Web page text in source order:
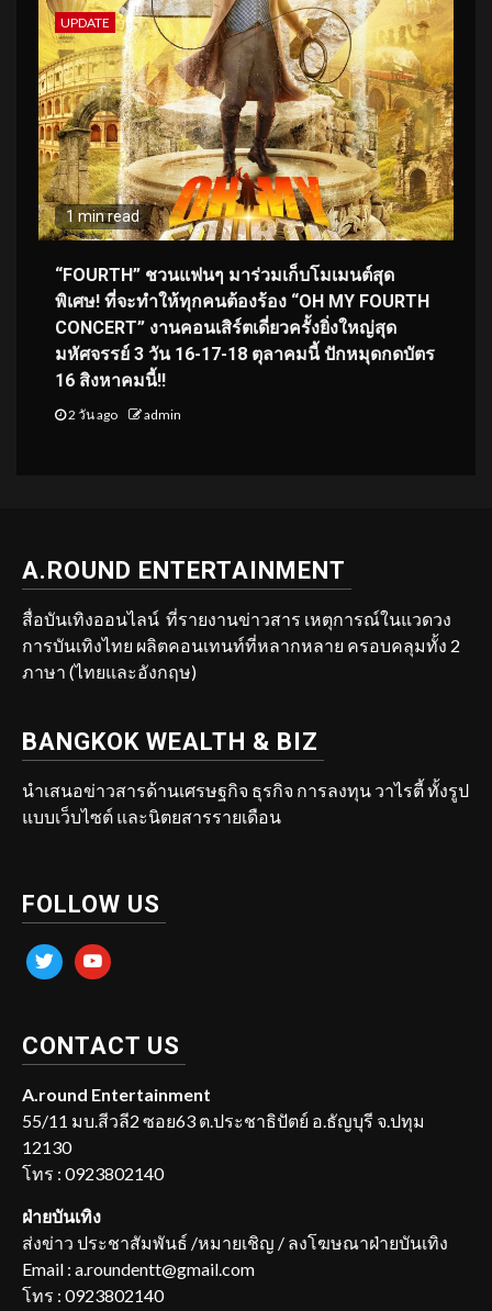
UPDATE
1 min read
“FOURTH” ชวนแฟนๆ มาร่วมเก็บโมเมนต์สุด
พิเศษ! ที่จะทำให้ทุกคนต้องร้อง “OH MY FOURTH
CONCERT” งานคอนเสิร์ตเดี่ยวครั้งยิ่งใหญ่สุด
มหัศจรรย์ 3 วัน 16-17-18 ตุลาคมนี้ ปักหมุดกดบัตร
16 สิงหาคมนี้!!
2 วัน ago admin
A.ROUND ENTERTAINMENT
สื่อบันเทิงออนไลน์ ที่รายงานข่าวสาร เหตุการณ์ในแวดวง
การบันเทิงไทย ผลิตคอนเทนท์ที่หลากหลาย ครอบคลุมทั้ง 2
ภาษา (ไทยและอังกฤษ)
BANGKOK WEALTH & BIZ
นำเสนอข่าวสารด้านเศรษฐกิจ ธุรกิจ การลงทุน วาไรตี้ ทั้งรูป
แบบเว็บไซต์ และนิตยสารรายเดือน
FOLLOW US
twitter youtube
CONTACT US
A.round Entertainment
55/11 มบ.สีวลี2 ซอย63 ต.ประชาธิปัตย์ อ.ธัญบุรี จ.ปทุม
12130
โทร : 0923802140
ฝ่ายบันเทิง
ส่งข่าว ประชาสัมพันธ์ /หมายเชิญ / ลงโฆษณาฝ่ายบันเทิง
Email : a.roundentt@gmail.com
โทร : 0923802140